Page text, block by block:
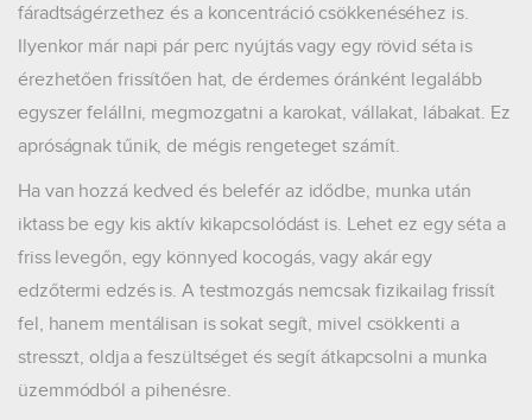
fáradtságérzethez és a koncentráció csökkenéséhez is.
Ilyenkor már napi pár perc nyújtás vagy egy rövid séta is
érezhetően frissítően hat, de érdemes óránként legalább
egyszer felállni, megmozgatni a karokat, vállakat, lábakat. Ez
apróságnak tűnik, de mégis rengeteget számít.
Ha van hozzá kedved és belefér az idődbe, munka után
iktass be egy kis aktív kikapcsolódást is. Lehet ez egy séta a
friss levegőn, egy könnyed kocogás, vagy akár egy
edzőtermi edzés is. A testmozgás nemcsak fizikailag frissít
fel, hanem mentálisan is sokat segít, mivel csökkenti a
stresszt, oldja a feszültséget és segít átkapcsolni a munka
üzemmódból a pihenésre.